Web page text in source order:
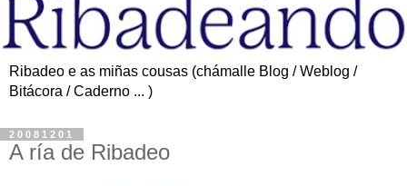
Ribadeo e as miñas cousas (chámalle Blog / Weblog /
Bitácora / Caderno ... )
20081201
A ría de Ribadeo